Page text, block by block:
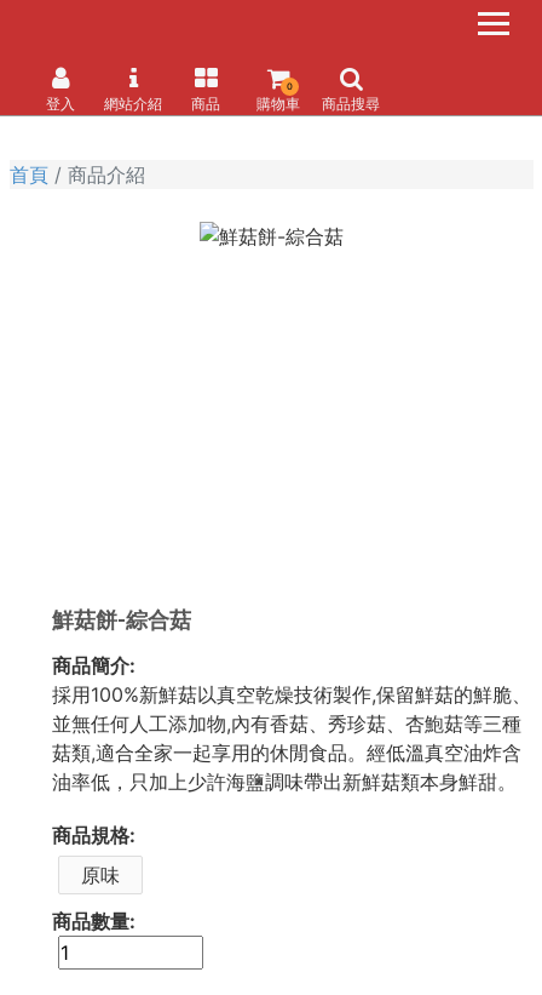
登入 網站介紹 商品 購物車
0
商品搜尋
首頁 商品介紹
鮮菇餅-綜合菇
商品簡介:
採用100%新鮮菇以真空乾燥技術製作,保留鮮菇的鮮脆、
並無任何人工添加物,內有香菇、秀珍菇、杏鮑菇等三種
菇類,適合全家一起享用的休閒食品。經低溫真空油炸含
油率低，只加上少許海鹽調味帶出新鮮菇類本身鮮甜。
商品規格:
原味
商品數量: